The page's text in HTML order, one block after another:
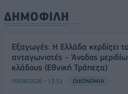
ΔΗΜΟΦΙΛΗ
Εξαγωγές: Η Ελλάδα κερδίζει
ανταγωνιστές – Άνοδος
κλάδους (Εθνική Τράπεζα)
09/08/2026 - 13:51 ΟΙΚΟΝΟΜΙΑ